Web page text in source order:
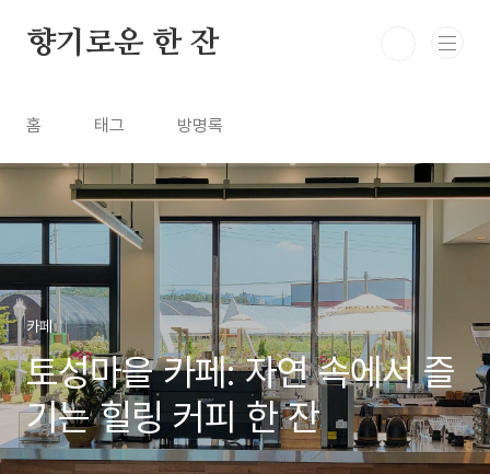
향기로운 한 잔
홈 태그 방명록
카페
토성마을 카페: 자연 속에서 즐
기는 힐링 커피 한 잔